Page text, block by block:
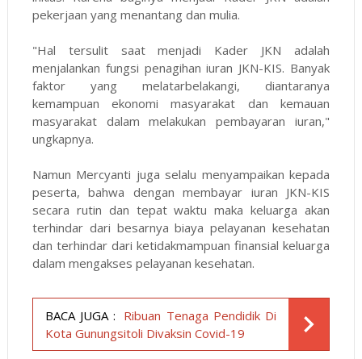
pekerjaan yang menantang dan mulia.
"Hal tersulit saat menjadi Kader JKN adalah
menjalankan fungsi penagihan iuran JKN-KIS. Banyak
faktor yang melatarbelakangi, diantaranya
kemampuan ekonomi masyarakat dan kemauan
masyarakat dalam melakukan pembayaran iuran,"
ungkapnya.
Namun Mercyanti juga selalu menyampaikan kepada
peserta, bahwa dengan membayar iuran JKN-KIS
secara rutin dan tepat waktu maka keluarga akan
terhindar dari besarnya biaya pelayanan kesehatan
dan terhindar dari ketidakmampuan finansial keluarga
dalam mengakses pelayanan kesehatan.
BACA JUGA : Ribuan Tenaga Pendidik Di
Kota Gunungsitoli Divaksin Covid-19